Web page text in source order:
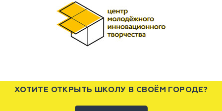
ХОТИТЕ ОТКРЫТЬ ШКОЛУ В СВОЁМ ГОРОДЕ?